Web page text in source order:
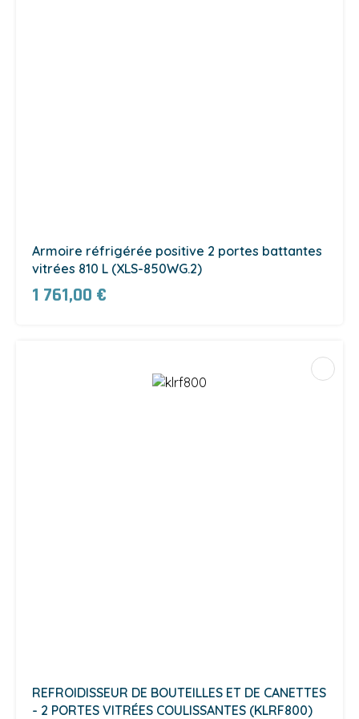
Armoire réfrigérée positive 2 portes battantes
vitrées 810 L (XLS-850WG.2)
1 761,00 €
REFROIDISSEUR DE BOUTEILLES ET DE CANETTES
- 2 PORTES VITRÉES COULISSANTES (KLRF800)